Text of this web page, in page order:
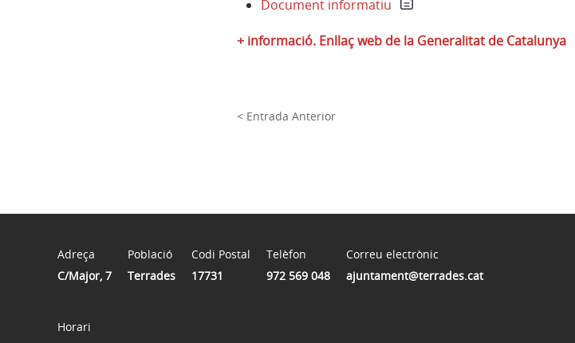
Document informatiu
+ informació. Enllaç web de la Generalitat de Catalunya
< Entrada Anterior
Adreça
C/Major, 7
Població
Terrades
Codi Postal
17731
Telèfon
972 569 048
Correu electrònic
ajuntament@terrades.cat
Horari